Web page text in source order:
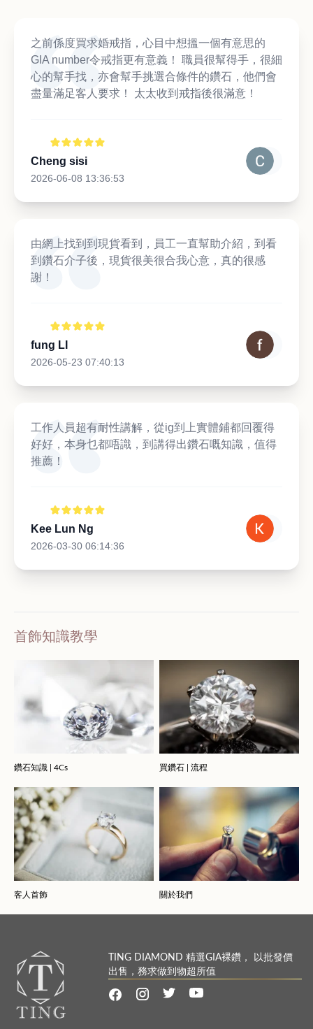
之前係度買求婚戒指，心目中想搵一個有意思的
GIA number令戒指更有意義！ 職員很幫得手，很細
心的幫手找，亦會幫手挑選合條件的鑽石，他們會
盡量滿足客人要求！ 太太收到戒指後很滿意！
Cheng sisi
2026-06-08 13:36:53
由網上找到到現貨看到，員工一直幫助介紹，到看
到鑽石介子後，現貨很美很合我心意，真的很感
謝！
fung LI
2026-05-23 07:40:13
工作人員超有耐性講解，從ig到上實體鋪都回覆得
好好，本身乜都唔識，到講得出鑽石嘅知識，值得
推薦！
Kee Lun Ng
2026-03-30 06:14:36
首飾知識教學
鑽石知識 | 4Cs 買鑽石 | 流程
客人首飾 關於我們
TING DIAMOND 精選GIA裸鑽， 以批發價
出售，務求做到物超所值